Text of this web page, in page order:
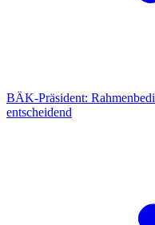
BÄK-Präsident:
entscheidend